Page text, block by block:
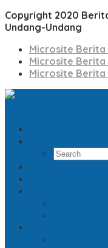
Copyright 2020
Undang-Undang
Microsite Berita
Microsite Berita
Microsite